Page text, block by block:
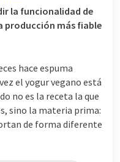
la funcionalidad de
producción más fiable
hace espuma
el yogur vegano está
no es la receta la que
sino la materia prima:
de forma diferente